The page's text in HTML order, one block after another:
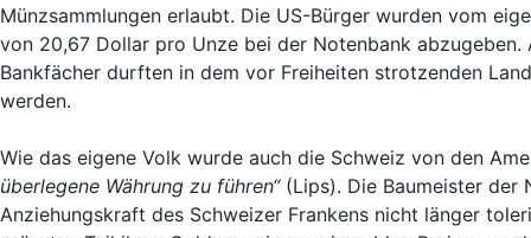
Münzsammlungen erlaubt. Die US-Bürger wurden vom
von 20,67 Dollar pro Unze bei der Notenbank
Bankfächer durften in dem vor Freiheiten strotzenden
werden.
Wie das eigene Volk wurde auch die Schweiz von den
überlegene Währung zu führen“(Lips). Die Baumeister der
Anziehungskraft des Schweizer Frankens nicht länger